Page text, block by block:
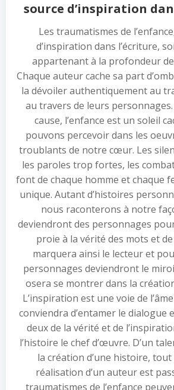
source d’inspiration
Les traumatismes de
d’inspiration dans l’écriture,
appartenant à la profondeur
Chaque auteur cache sa part
la dévoiler authentiquement au
au travers de leurs
cause, l’enfance est un soleil
pouvons percevoir dans les
troublants de notre cœur. Les
les paroles trop fortes, les
font de chaque homme et chaque
unique. Autant d’histoires
nous raconterons à notre
deviendront des personnages
proie à la vérité des mots et
marquera ainsi le lecteur et
personnages deviendront le
osera se montrer dans la
L’inspiration est une voie de
conviendra d’entamer le dialogue
deux de la vérité et de
l’histoire le chef d’œuvre. D’un
la création d’une histoire, tout
réalisation d’un auteur est
traumatismes de l’enfance